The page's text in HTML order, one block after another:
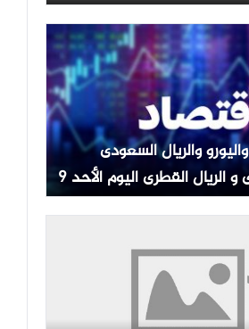
والريال السعودى
والدينار الكويتى و الريال القطرى اليوم الأحد 9